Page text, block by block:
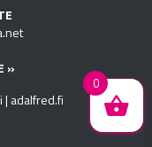
»
| adalfred.fi
0